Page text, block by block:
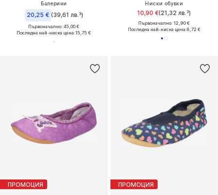
Балерини
20,25 € (39,61 лв.³)
Първоначално: 45,00 €
Последна най-ниска цена:15,75 €
Ниски обувки
10,90 €(21,32 лв.³)
Първоначално: 12,90 €
Последна най-ниска цена:8,72 €
ПРОМОЦИЯ ПРОМОЦИЯ